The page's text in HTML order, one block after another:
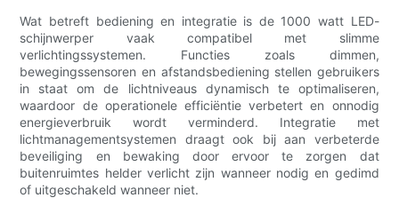
Wat betreft bediening en integratie is de 1000 watt LED-
schijnwerper vaak compatibel met slimme
verlichtingssystemen. Functies zoals dimmen,
bewegingssensoren en afstandsbediening stellen gebruikers
in staat om de lichtniveaus dynamisch te optimaliseren,
waardoor de operationele efficiëntie verbetert en onnodig
energieverbruik wordt verminderd. Integratie met
lichtmanagementsystemen draagt ​​ook bij aan verbeterde
beveiliging en bewaking door ervoor te zorgen dat
buitenruimtes helder verlicht zijn wanneer nodig en gedimd
of uitgeschakeld wanneer niet.